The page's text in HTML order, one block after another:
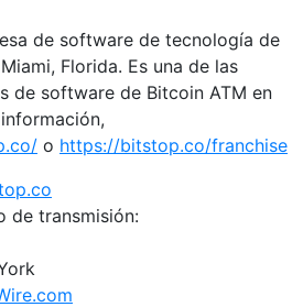
de software de tecnología de
Florida. Es una de las
de software de Bitcoin ATM en
o https://bitstop.co/franchise
de transmisión: